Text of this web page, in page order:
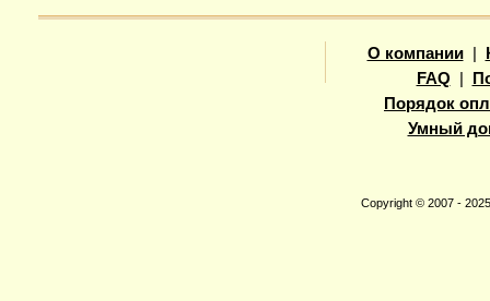
О компании|
FAQ
Порядок
Умный
Copyright © 2007 -